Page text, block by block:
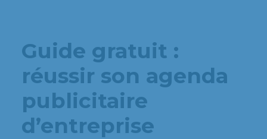
Guide gratuit :
réussir son agenda
publicitaire
d’entreprise